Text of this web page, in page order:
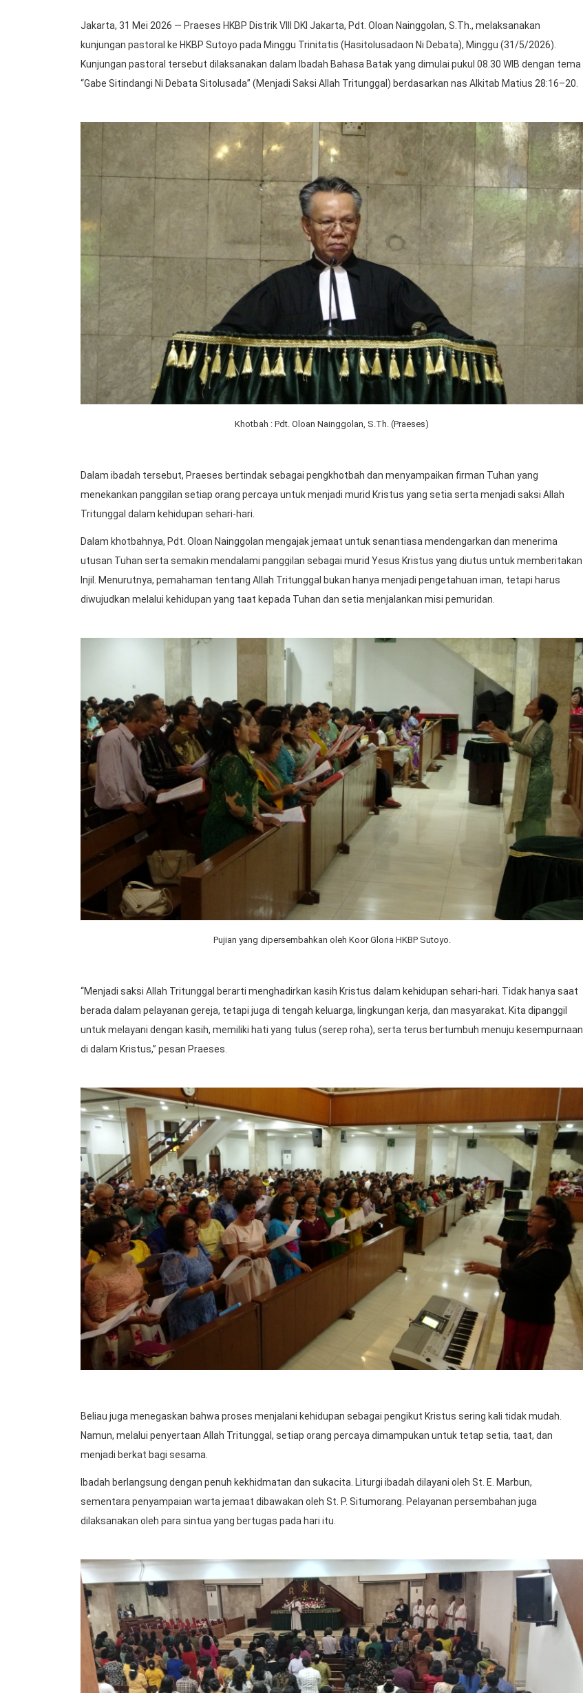
Jakarta, 31 Mei 2026 — Praeses HKBP Distrik VIII DKI Jakarta, Pdt. Oloan Nainggolan, S.Th., melaksanakan
kunjungan pastoral ke HKBP Sutoyo pada Minggu Trinitatis (Hasitolusadaon Ni Debata), Minggu (31/5/2026).
Kunjungan pastoral tersebut dilaksanakan dalam Ibadah Bahasa Batak yang dimulai pukul 08.30 WIB dengan tema
“Gabe Sitindangi Ni Debata Sitolusada” (Menjadi Saksi Allah Tritunggal) berdasarkan nas Alkitab Matius 28:16–20.
Khotbah : Pdt. Oloan Nainggolan, S.Th. (Praeses)
Dalam ibadah tersebut, Praeses bertindak sebagai pengkhotbah dan menyampaikan firman Tuhan yang
menekankan panggilan setiap orang percaya untuk menjadi murid Kristus yang setia serta menjadi saksi Allah
Tritunggal dalam kehidupan sehari-hari.
Dalam khotbahnya, Pdt. Oloan Nainggolan mengajak jemaat untuk senantiasa mendengarkan dan menerima
utusan Tuhan serta semakin mendalami panggilan sebagai murid Yesus Kristus yang diutus untuk memberitakan
Injil. Menurutnya, pemahaman tentang Allah Tritunggal bukan hanya menjadi pengetahuan iman, tetapi harus
diwujudkan melalui kehidupan yang taat kepada Tuhan dan setia menjalankan misi pemuridan.
Pujian yang dipersembahkan oleh Koor Gloria HKBP Sutoyo.
“Menjadi saksi Allah Tritunggal berarti menghadirkan kasih Kristus dalam kehidupan sehari-hari. Tidak hanya saat
berada dalam pelayanan gereja, tetapi juga di tengah keluarga, lingkungan kerja, dan masyarakat. Kita dipanggil
untuk melayani dengan kasih, memiliki hati yang tulus (serep roha), serta terus bertumbuh menuju kesempurnaan
di dalam Kristus,” pesan Praeses.
Beliau juga menegaskan bahwa proses menjalani kehidupan sebagai pengikut Kristus sering kali tidak mudah.
Namun, melalui penyertaan Allah Tritunggal, setiap orang percaya dimampukan untuk tetap setia, taat, dan
menjadi berkat bagi sesama.
Ibadah berlangsung dengan penuh kekhidmatan dan sukacita. Liturgi ibadah dilayani oleh St. E. Marbun,
sementara penyampaian warta jemaat dibawakan oleh St. P. Situmorang. Pelayanan persembahan juga
dilaksanakan oleh para sintua yang bertugas pada hari itu.